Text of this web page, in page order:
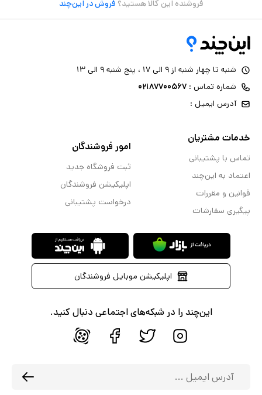
فروشنده این کالا هستید؟ فروش در این‌چند
شنبه تا چهار شنبه از ۹ الی ۱۷ ، پنج شنبه ۹ الی ۱۳
شماره تماس : ۰۲۱۸۷۷۰۰۵۶۷
آدرس ایمیل :
خدمات مشتریان
تماس با پشتیبانی
اعتماد به این‌چند
قوانین و مقررات
پیگیری سفارشات
امور فروشندگان
ثبت فروشگاه جدید
اپلیکیشن فروشندگان
درخواست پشتیبانی
اپلیکیشن موبایل فروشندگان
این‌چند را در شبکه‌های اجتماعی دنبال کنید.